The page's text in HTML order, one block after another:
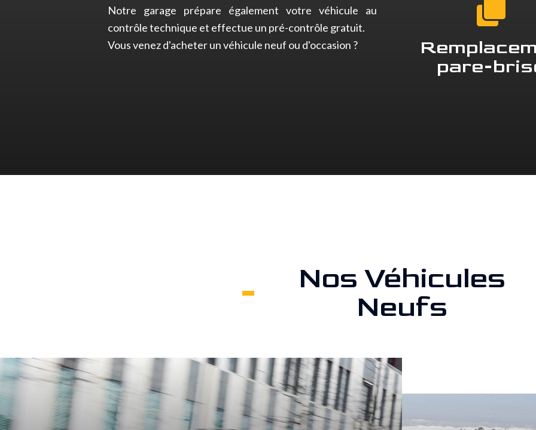
Notre garage prépare également votre véhicule au
contrôle technique et effectue un pré-contrôle gratuit.
Vous venez d'acheter un véhicule neuf ou d'occasion ?
pare-
Nos Véhicules
Neufs